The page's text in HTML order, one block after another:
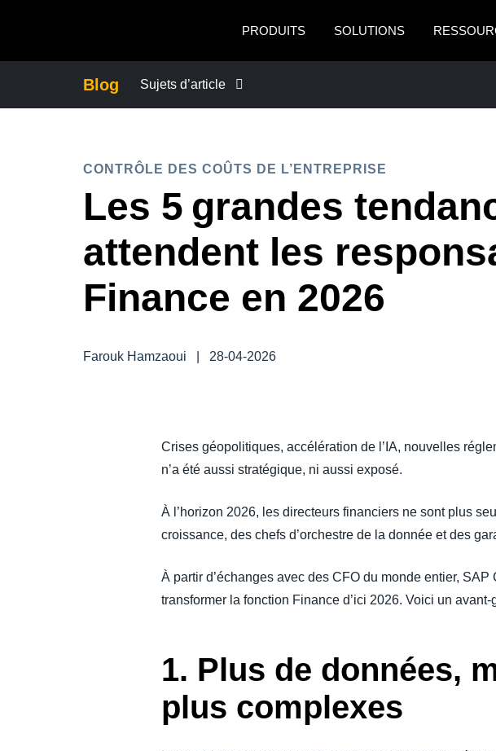
PRODUITS
SOLUTIONS
México
Brasil
Blog Sujets d’article
CONTINUITÉ DES AFFAIRES
CONTRÔLE DES COÛTS DE L’ENTREPRISE
FRAUDE ET CONFORMITÉ
L’EXPÉRIENCE EMPLOYÉ
CONTRÔLE DES COÛTS DE L’ENTREPRISE
Les 5 grandes
attendent les
Finance en 2026
Farouk Hamzaoui
28-04-2026
Crises géopolitiques, accélération de l’IA, nouvelles
n’a été aussi stratégique, ni aussi exposé.
À l’horizon 2026, les directeurs financiers ne sont plus
croissance, des chefs d’orchestre de la donnée et des
À partir d’échanges avec des CFO du monde entier,
transformer la fonction Finance d’ici 2026. Voici un
1. Plus de données,
plus complexes